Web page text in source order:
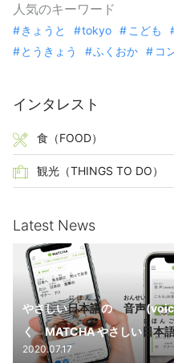
人気のキーワード
きょうと tokyo こども
とうきょう
ふくおか コ
インタレスト
食（FOOD）
観光（THINGS TO DO）
Latest News
やさしい日本語
にほんご
の 音声
おんせい
く MATCHA やさしい日本
にほんご
2020.07.17